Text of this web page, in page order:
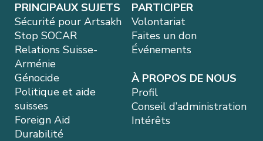
PRINCIPAUX SUJETS
Sécurité pour Artsakh
Stop SOCAR
Relations Suisse-
Arménie
Génocide
Politique et aide
suisses
Foreign Aid
Durabilité
PARTICIPER
Volontariat
Faites un don
Événements
À PROPOS DE NOUS
Profil
Conseil d’administration
Intérêts